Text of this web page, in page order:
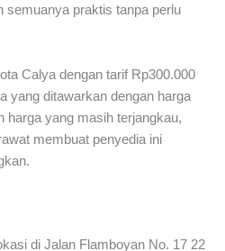
semuanya praktis tanpa perlu
Calya dengan tarif Rp300.000
yang ditawarkan dengan harga
harga yang masih terjangkau,
membuat penyedia ini
di Jalan Flamboyan No. 17 22